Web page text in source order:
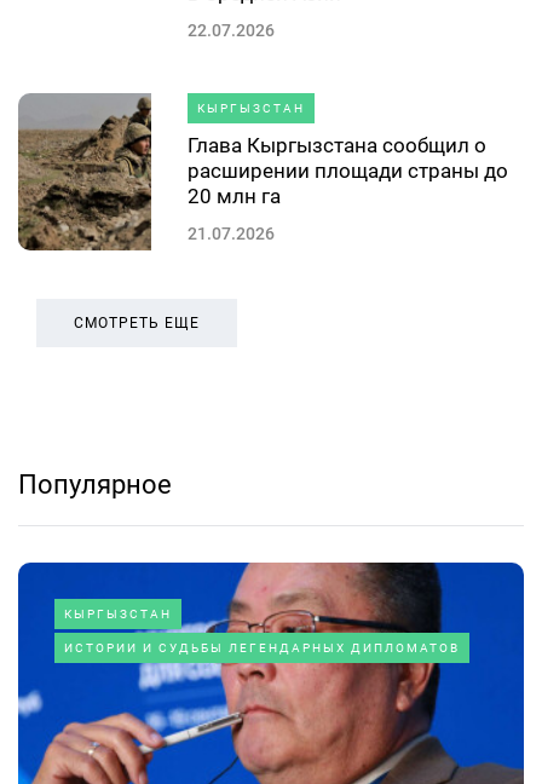
22.07.2026
КЫРГЫЗСТАН
Глава Кыргызстана сообщил о
расширении площади страны до
20 млн га
21.07.2026
СМОТРЕТЬ ЕЩЕ
Популярное
КЫРГЫЗСТАН
ИСТОРИИ И СУДЬБЫ ЛЕГЕНДАРНЫХ ДИПЛОМАТОВ